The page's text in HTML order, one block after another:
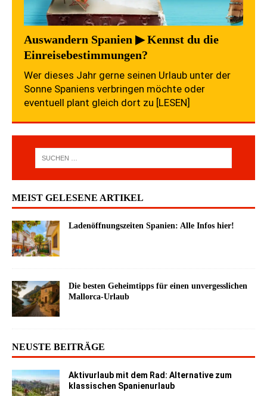
Auswandern Spanien ▶ Kennst du die
Einreisebestimmungen?
Wer dieses Jahr gerne seinen Urlaub unter der
Sonne Spaniens verbringen möchte oder
eventuell plant gleich dort zu [LESEN]
MEIST GELESENE ARTIKEL
Ladenöffnungszeiten Spanien: Alle Infos hier!
Die besten Geheimtipps für einen unvergesslichen
Mallorca-Urlaub
NEUSTE BEITRÄGE
Aktivurlaub mit dem Rad: Alternative zum
klassischen Spanienurlaub